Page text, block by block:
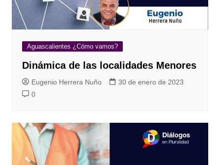
Aguascalientes ¿Cómo vamos?
Dinámica de las localidades Menores
Eugenio Herrera Nuño
30 de enero de 2023
0